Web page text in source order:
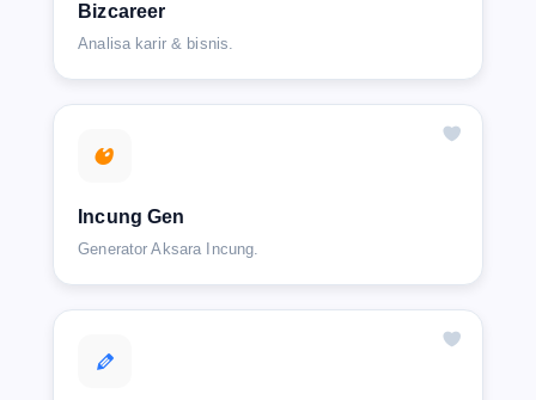
Bizcareer
Analisa karir & bisnis.
Incung Gen
Generator Aksara Incung.